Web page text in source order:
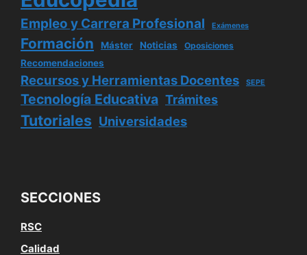
Empleo y Carrera Profesional Exámenes
Formación Máster Noticias Oposiciones
Recomendaciones
Recursos y Herramientas Docentes SEPE
Tecnología Educativa Trámites
Tutoriales Universidades
SECCIONES
RSC
Calidad